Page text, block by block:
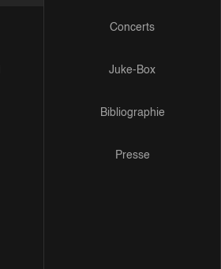
Concerts
Juke-Box
Bibliographie
Presse